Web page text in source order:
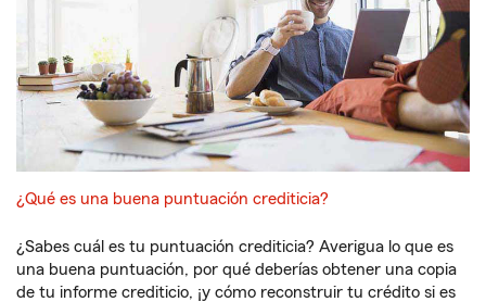
¿Qué es una buena puntuación crediticia?
¿Sabes cuál es tu puntuación crediticia? Averigua lo que es
una buena puntuación, por qué deberías obtener una copia
de tu informe crediticio, ¡y cómo reconstruir tu crédito si es